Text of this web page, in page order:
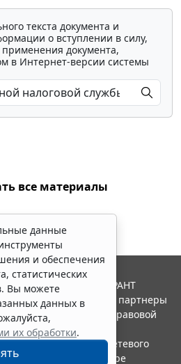
текста документа и
о вступлении в силу,
документа,
в Интернет-версии системы
все материалы
данные
и обеспечения
статистических
Вы можете
данных в
их обработки.
2026. Система ГАРАНТ
Компания "Гарант" и ее партнеры
ассоциации правовой
в качестве сетевого
по надзору в сфере